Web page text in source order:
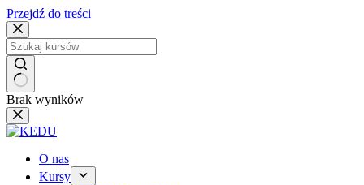
Przejdź do treści
Brak wyników
O nas
Kursy